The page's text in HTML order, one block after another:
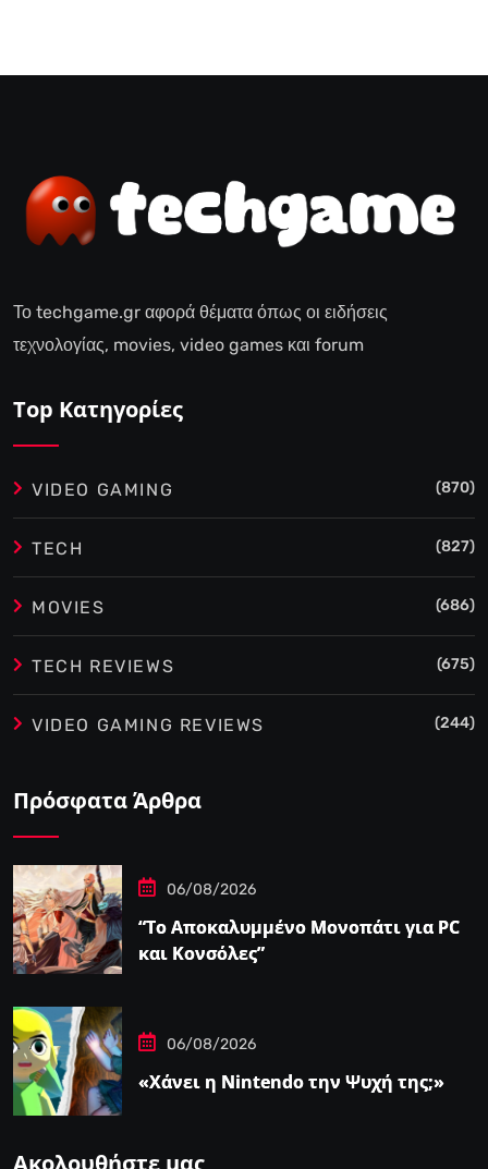
Το techgame.gr αφορά θέματα όπως οι ειδήσεις
τεχνολογίας, movies, video games και forum
Top Κατηγορίες
VIDEO GAMING (870)
TECH (827)
MOVIES (686)
TECH REVIEWS (675)
VIDEO GAMING REVIEWS (244)
Πρόσφατα Άρθρα
06/08/2026
“Το Αποκαλυμμένο Μονοπάτι για PC
και Κονσόλες”
06/08/2026
«Χάνει η Nintendo την Ψυχή της;»